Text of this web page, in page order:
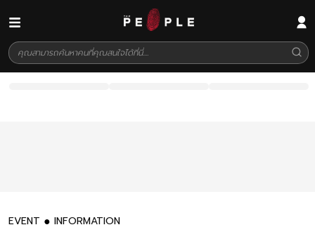
EVENT
INFORMATION